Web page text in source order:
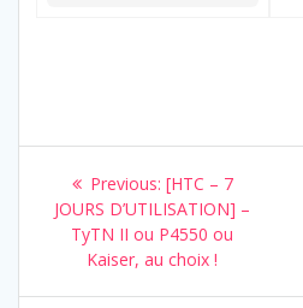
Navigation
de
l’article
Previous: Previous
post:
[HTC – 7
JOURS D’UTILISATION] –
TyTN II ou P4550 ou
Kaiser, au choix !